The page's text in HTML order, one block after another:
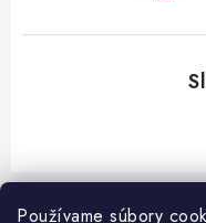
Používame súbory
Z